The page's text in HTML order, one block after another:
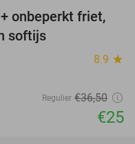
32%
onbeperkt friet,
softijs
8.9 star
Regulier €36,50
€25